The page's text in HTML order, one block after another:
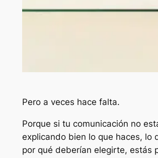
Pero a veces hace falta.
Porque si tu comunicación no
explicando bien lo que haces, lo
por qué deberían elegirte, estás